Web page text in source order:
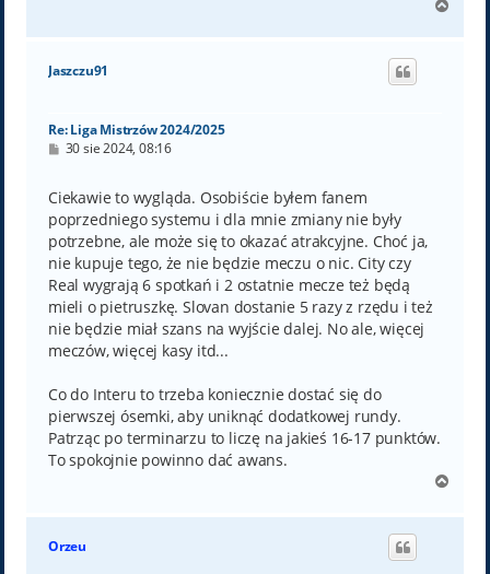
g
Jaszczu91
Re: Liga Mistrzów 2024/2025
P
t
30 sie 2024, 08:16
Ciekawie to wygląda. Osobiście byłem fanem
poprzedniego systemu i dla mnie zmiany nie były
potrzebne, ale może się to okazać atrakcyjne. Choć ja,
nie kupuje tego, że nie będzie meczu o nic. City czy
Real wygrają 6 spotkań i 2 ostatnie mecze też będą
mieli o pietruszkę. Slovan dostanie 5 razy z rzędu i też
nie będzie miał szans na wyjście dalej. No ale, więcej
meczów, więcej kasy itd...
Co do Interu to trzeba koniecznie dostać się do
pierwszej ósemki, aby uniknąć dodatkowej rundy.
Patrząc po terminarzu to liczę na jakieś 16-17 punktów.
To spokojnie powinno dać awans.
g
Orzeu